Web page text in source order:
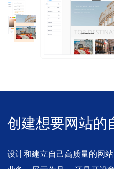
创建想要网站的
设计和建立自己高质量的网